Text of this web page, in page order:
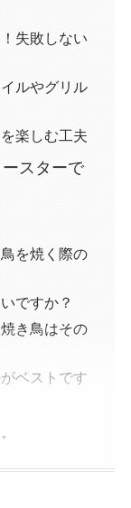
失敗しない
ルやグリル
楽しむ工夫
スターで
を焼く際の
ですか？
き鳥はその
ベストです